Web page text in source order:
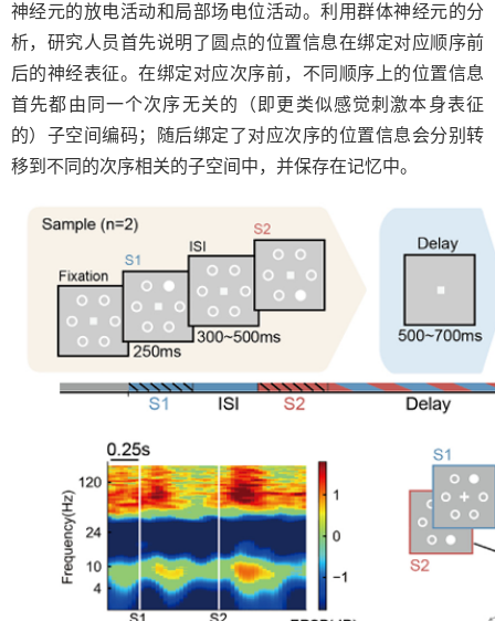
神经元的放电活动和局部场电位活动。利用群体神经元的分
析，研究人员首先说明了圆点的位置信息在绑定对应顺序前
后的神经表征。在绑定对应次序前，不同顺序上的位置信息
首先都由同一个次序无关的（即更类似感觉刺激本身表征
的）子空间编码；随后绑定了对应次序的位置信息会分别转
移到不同的次序相关的子空间中，并保存在记忆中。